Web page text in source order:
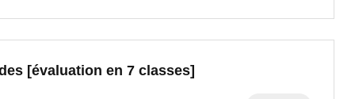
[évaluation en 7 classes]